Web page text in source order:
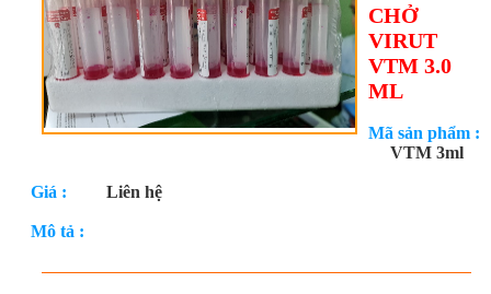
CHỞ
VIRUT
VTM 3.0
ML
Mã sản phẩm :
VTM 3ml
Giá : Liên hệ
Mô tả :